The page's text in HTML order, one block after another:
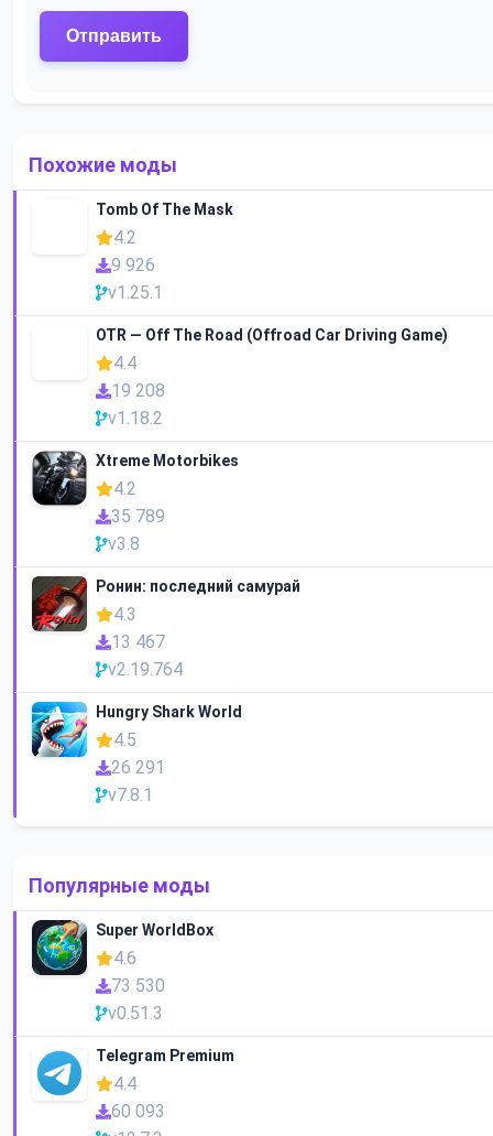
Похожие моды
Tomb Of The Mask
4.2
9 926
v1.25.1
OTR — Off The Road (Offroad Car Driving Game)
4.4
19 208
v1.18.2
Xtreme Motorbikes
4.2
35 789
v3.8
Ронин: последний самурай
4.3
13 467
v2.19.764
Hungry Shark World
4.5
26 291
v7.8.1
Популярные моды
Super WorldBox
4.6
73 530
v0.51.3
Telegram Premium
4.4
60 093